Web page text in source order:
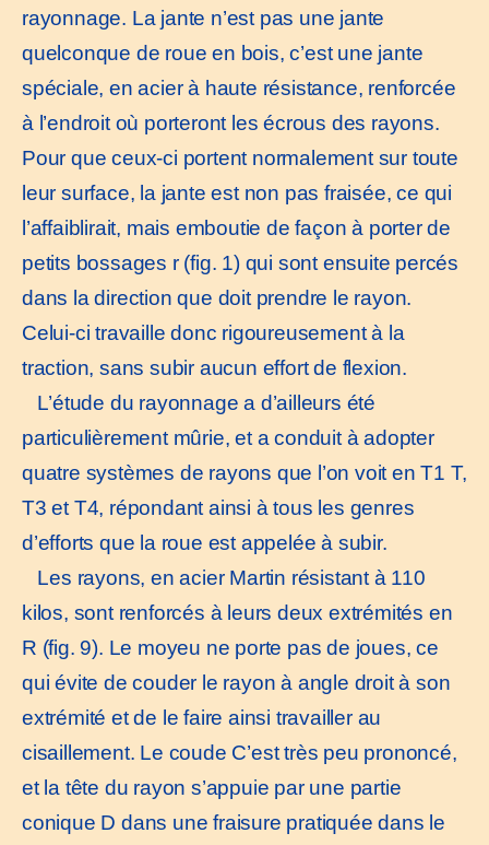
rayonnage. La jante n’est pas une jante
quelconque de roue en bois, c’est une jante
spéciale, en acier à haute résistance, renforcée
à l’endroit où porteront les écrous des rayons.
Pour que ceux-ci portent normalement sur toute
leur surface, la jante est non pas fraisée, ce qui
l’affaiblirait, mais emboutie de façon à porter de
petits bossages r (fig. 1) qui sont ensuite percés
dans la direction que doit prendre le rayon.
Celui-ci travaille donc rigoureusement à la
traction, sans subir aucun effort de flexion.
L’étude du rayonnage a d’ailleurs été
particulièrement mûrie, et a conduit à adopter
quatre systèmes de rayons que l’on voit en T1 T,
T3 et T4, répondant ainsi à tous les genres
d’efforts que la roue est appelée à subir.
Les rayons, en acier Martin résistant à 110
kilos, sont renforcés à leurs deux extrémités en
R (fig. 9). Le moyeu ne porte pas de joues, ce
qui évite de couder le rayon à angle droit à son
extrémité et de le faire ainsi travailler au
cisaillement. Le coude C’est très peu prononcé,
et la tête du rayon s’appuie par une partie
conique D dans une fraisure pratiquée dans le